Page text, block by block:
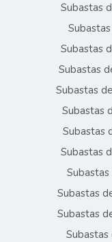
Subastas
Subastas
Subastas
Subastas
Subastas
Subastas
Subastas
Subastas
Subastas